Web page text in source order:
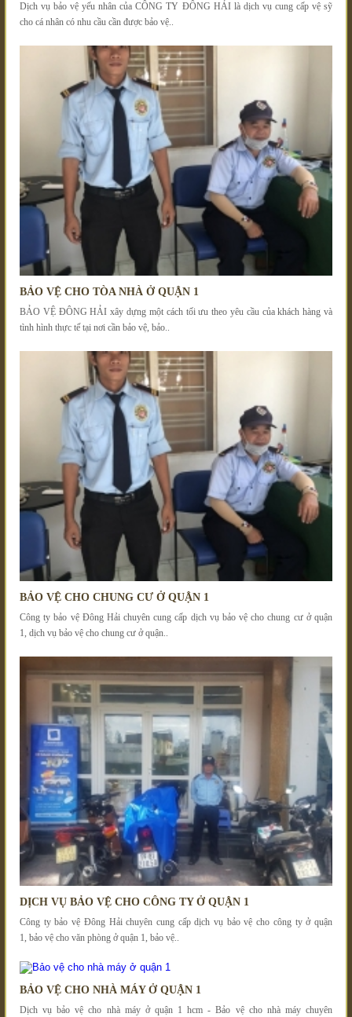
Dịch vụ bảo vệ yếu nhân của CÔNG TY ĐÔNG HẢI là dịch vụ cung cấp vệ sỹ
cho cá nhân có nhu cầu cần được bảo vệ..
BẢO VỆ CHO TÒA NHÀ Ở QUẬN 1
BẢO VỆ ĐÔNG HẢI xây dựng một cách tối ưu theo yêu cầu của khách hàng và
tình hình thực tế tại nơi cần bảo vệ, bảo..
BẢO VỆ CHO CHUNG CƯ Ở QUẬN 1
Công ty bảo vệ Đông Hải chuyên cung cấp dịch vụ bảo vệ cho chung cư ở quận
1, dịch vụ bảo vệ cho chung cư ở quận..
DỊCH VỤ BẢO VỆ CHO CÔNG TY Ở QUẬN 1
Công ty bảo vệ Đông Hải chuyên cung cấp dịch vụ bảo vệ cho công ty ở quận
1, bảo vệ cho văn phòng ở quận 1, bảo vệ..
BẢO VỆ CHO NHÀ MÁY Ở QUẬN 1
Dịch vụ bảo vệ cho nhà máy ở quận 1 hcm - Bảo vệ cho nhà máy chuyên